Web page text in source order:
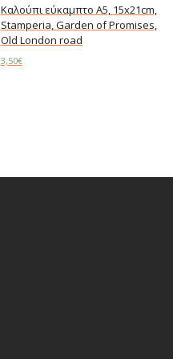
Καλούπι εύκαμπτο A5, 15x21cm,
Stamperia, Garden of Promises,
Old London road
3,50€